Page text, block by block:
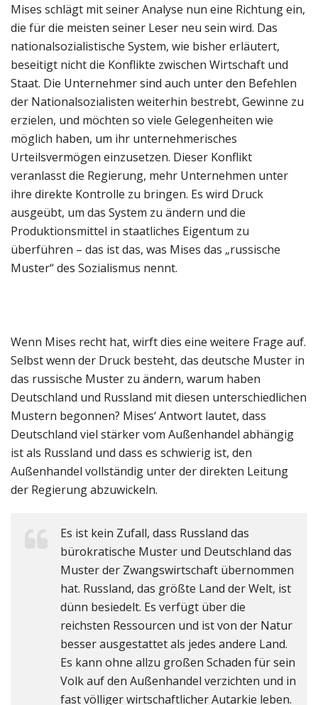
Mises schlägt mit seiner Analyse nun eine Richtung ein,
die für die meisten seiner Leser neu sein wird. Das
nationalsozialistische System, wie bisher erläutert,
beseitigt nicht die Konflikte zwischen Wirtschaft und
Staat. Die Unternehmer sind auch unter den Befehlen
der Nationalsozialisten weiterhin bestrebt, Gewinne zu
erzielen, und möchten so viele Gelegenheiten wie
möglich haben, um ihr unternehmerisches
Urteilsvermögen einzusetzen. Dieser Konflikt
veranlasst die Regierung, mehr Unternehmen unter
ihre direkte Kontrolle zu bringen. Es wird Druck
ausgeübt, um das System zu ändern und die
Produktionsmittel in staatliches Eigentum zu
überführen – das ist das, was Mises das „russische
Muster“ des Sozialismus nennt.
Wenn Mises recht hat, wirft dies eine weitere Frage auf.
Selbst wenn der Druck besteht, das deutsche Muster in
das russische Muster zu ändern, warum haben
Deutschland und Russland mit diesen unterschiedlichen
Mustern begonnen? Mises‘ Antwort lautet, dass
Deutschland viel stärker vom Außenhandel abhängig
ist als Russland und dass es schwierig ist, den
Außenhandel vollständig unter der direkten Leitung
der Regierung abzuwickeln.
Es ist kein Zufall, dass Russland das
bürokratische Muster und Deutschland das
Muster der Zwangswirtschaft übernommen
hat. Russland, das größte Land der Welt, ist
dünn besiedelt. Es verfügt über die
reichsten Ressourcen und ist von der Natur
besser ausgestattet als jedes andere Land.
Es kann ohne allzu großen Schaden für sein
Volk auf den Außenhandel verzichten und in
fast völliger wirtschaftlicher Autarkie leben.